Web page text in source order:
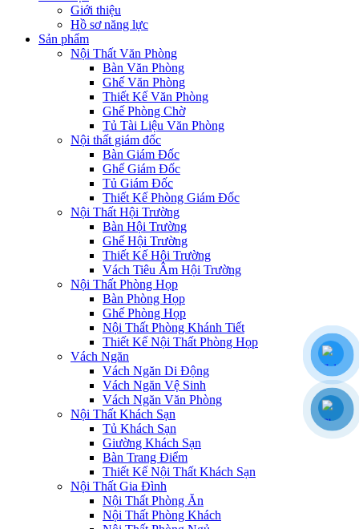
Giới thiệu
Hồ sơ năng lực
Sản phẩm
Nội Thất Văn Phòng
Bàn Văn Phòng
Ghế Văn Phòng
Thiết Kế Văn Phòng
Ghế Phòng Chờ
Tủ Tài Liệu Văn Phòng
Nội thất giám đốc
Bàn Giám Đốc
Ghế Giám Đốc
Tủ Giám Đốc
Thiết Kế Phòng Giám Đốc
Nội Thất Hội Trường
Bàn Hội Trường
Ghế Hội Trường
Thiết Kế Hội Trường
Vách Tiêu Âm Hội Trường
Nội Thất Phòng Họp
Bàn Phòng Họp
Ghế Phòng Họp
Nội Thất Phòng Khánh Tiết
Thiết Kế Nội Thất Phòng Họp
Vách Ngăn
Vách Ngăn Di Động
Vách Ngăn Vệ Sinh
Vách Ngăn Văn Phòng
Nội Thất Khách Sạn
Tủ Khách Sạn
Giường Khách Sạn
Bàn Trang Điểm
Thiết Kế Nội Thất Khách Sạn
Nội Thất Gia Đình
Nội Thất Phòng Ăn
Nội Thất Phòng Khách